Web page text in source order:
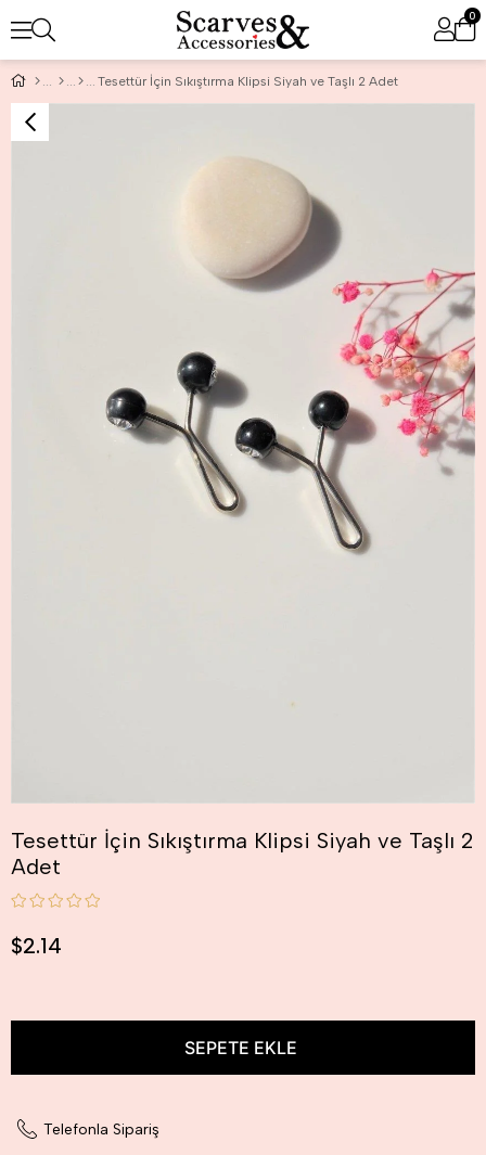
0
Tesettür İçin Sıkıştırma Klipsi Siyah ve Taşlı 2 Adet
Tesettür İçin Sıkıştırma Klipsi Siyah ve Taşlı 2
Adet
$2.14
Telefonla Sipariş